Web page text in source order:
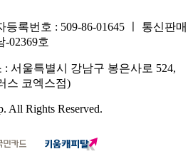
록번호 : 509-86-01645 ㅣ 통신판매
-02369호
서울특별시 강남구 봉은사로 524,
스 코엑스점)
All Rights Reserved.